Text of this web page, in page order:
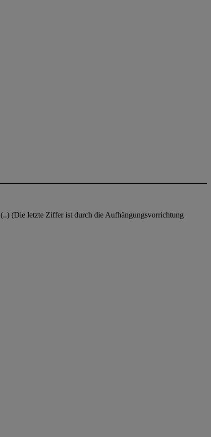
(..) (Die letzte Ziffer ist durch die Aufhängungsvorrichtung